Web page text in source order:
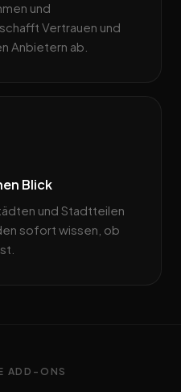
und
Vertrauen und
Anbietern ab.
Blick
und Stadtteilen
sofort wissen, ob
ADD-ONS